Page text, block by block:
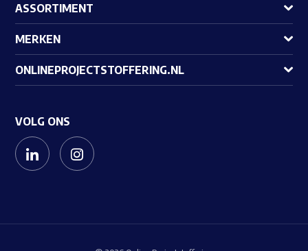
ASSORTIMENT
MERKEN
ONLINEPROJECTSTOFFERING.NL
VOLG ONS